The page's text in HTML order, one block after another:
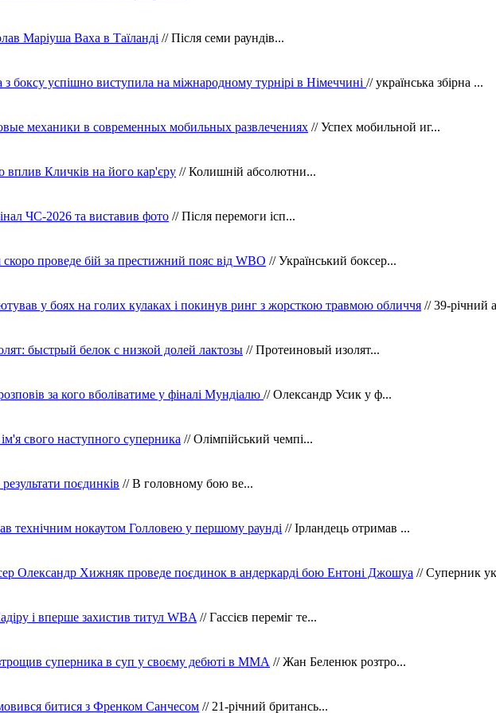
Маріуша Ваха в Таїланді // Після семи раундів...
з боксу успішно виступила на міжнародному турнірі в Німеччині // українська збірна ...
механики в современных мобильных развлечениях // Успех мобильной иг...
вплив Кличків на його кар'єру // Колишній абсолютни...
ЧС-2026 та виставив фото // Після перемоги ісп...
проведе бій за престижний пояс від WBO // Український боксер...
у боях на голих кулаках і покинув ринг з жорсткою травмою обличчя // 39-річний
быстрый белок с низкой долей лактозы // Протеиновый изолят...
за кого вболіватиме у фіналі Мундіалю // Олександр Усик у ф...
свого наступного суперника // Олімпійський чемпі...
поєдинків // В головному бою ве...
технічним нокаутом Голловею у першому раунді // Ірландець отримав ...
Олександр Хижняк проведе поєдинок в андеркарді бою Ентоні Джошуа // Суперник
і вперше захистив титул WBA // Гассієв переміг те...
суперника в суп у своєму дебюті в ММА // Жан Беленюк розтро...
битися з Френком Санчесом // 21-річний британсь...